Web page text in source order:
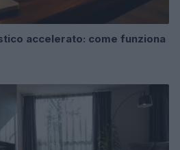
accelerato: come funziona